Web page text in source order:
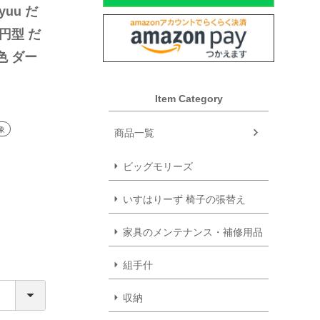
だ
型 だ
ダー
Item Category
商品一覧
ビッグモリーズ
いすはりーず 椅子の張替え
家具のメンテナンス・補修用品
組手什
収納